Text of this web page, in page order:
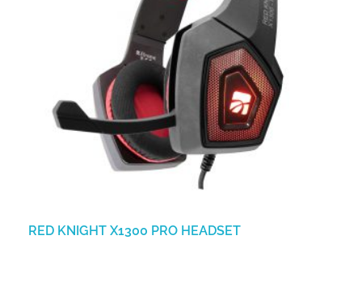
RED KNIGHT X1300 PRO HEADSET